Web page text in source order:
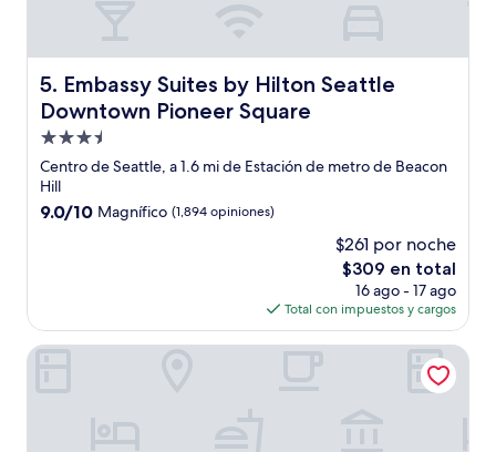
5. Embassy Suites by Hilton Seattle
Downtown Pioneer Square
Embassy Suites by Hilton Seattle Downtown Pioneer
Propiedad
de
3.5
estrellas
Centro de Seattle, a 1.6 mi de Estación de metro de Beacon
Hill
9.0
9.0/10 Magnífico (1,894 opiniones)
$261 por noche
El
precio
actual
es
de
$309 en total
16 ago - 17 ago
Total con impuestos y cargos
The ART INN Seattle